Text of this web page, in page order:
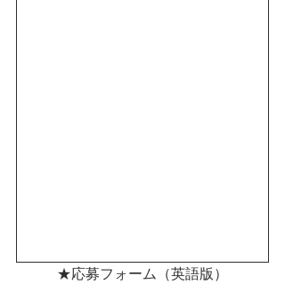
★応募フォーム（英語版）